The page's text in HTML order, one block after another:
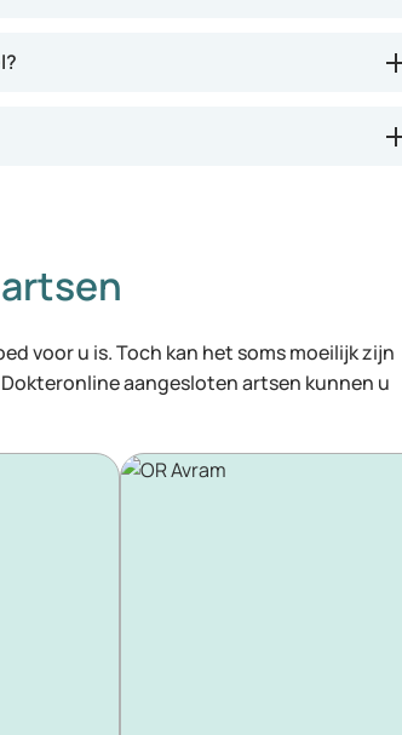
voor u is. Toch kan het soms moeilijk zijn
aangesloten artsen kunnen u